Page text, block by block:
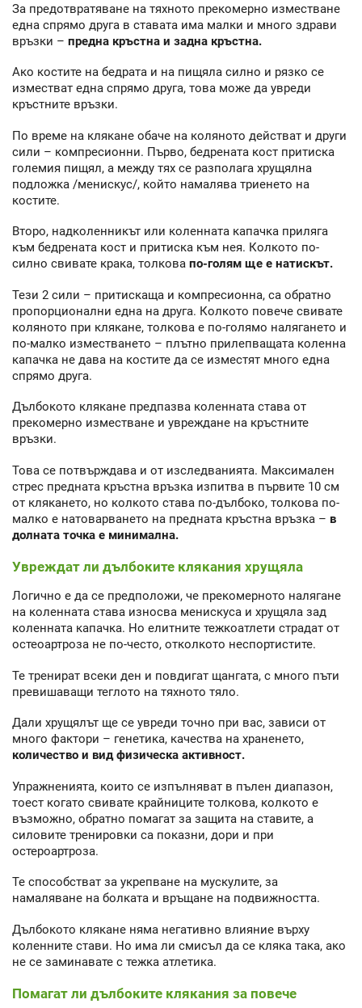
За предотвратяване на тяхното прекомерно изместване
една спрямо друга в ставата има малки и много здрави
връзки – предна кръстна и задна кръстна.
Ако костите на бедрата и на пищяла силно и рязко се
изместват една спрямо друга, това може да увреди
кръстните връзки.
По време на клякане обаче на коляното действат и други
сили – компресионни. Първо, бедрената кост притиска
големия пищял, а между тях се разполага хрущялна
подложка /менискус/, който намалява триенето на
костите.
Второ, надколенникът или коленната капачка приляга
към бедрената кост и притиска към нея. Колкото по-
силно свивате крака, толкова по-голям ще е натискът.
Тези 2 сили – притискаща и компресионна, са обратно
пропорционални една на друга. Колкото повече свивате
коляното при клякане, толкова е по-голямо налягането и
по-малко изместването – плътно прилепващата коленна
капачка не дава на костите да се изместят много една
спрямо друга.
Дълбокото клякане предпазва коленната става от
прекомерно изместване и увреждане на кръстните
връзки.
Това се потвърждава и от изследванията. Максимален
стрес предната кръстна връзка изпитва в първите 10 см
от клякането, но колкото става по-дълбоко, толкова по-
малко е натоварването на предната кръстна връзка – в
долната точка е минимална.
Увреждат ли дълбоките клякания хрущяла
Логично е да се предположи, че прекомерното налягане
на коленната става износва менискуса и хрущяла зад
коленната капачка. Но елитните тежкоатлети страдат от
остеоартроза не по-често, отколкото неспортистите.
Те тренират всеки ден и повдигат щангата, с много пъти
превишаващи теглото на тяхното тяло.
Дали хрущялът ще се увреди точно при вас, зависи от
много фактори – генетика, качества на храненето,
количество и вид физическа активност.
Упражненията, които се изпълняват в пълен диапазон,
тоест когато свивате крайниците толкова, колкото е
възможно, обратно помагат за защита на ставите, а
силовите тренировки са показни, дори и при
остероартроза.
Те способстват за укрепване на мускулите, за
намаляване на болката и връщане на подвижността.
Дълбокото клякане няма негативно влияние върху
коленните стави. Но има ли смисъл да се кляка така, ако
не се заминавате с тежка атлетика.
Помагат ли дълбоките клякания за повече